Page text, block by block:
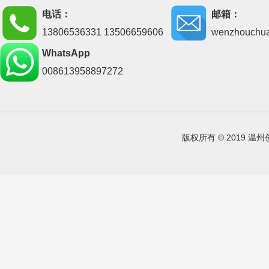
电话：
13806536331 13506659606
邮箱：
WhatsApp
008613958897272
版权所有 © 2019 温